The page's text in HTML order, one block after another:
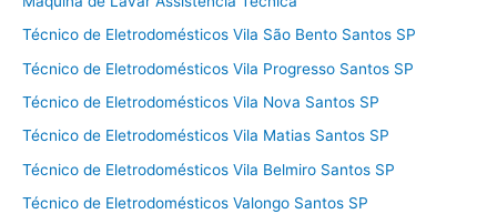
Técnico de Eletrodomésticos Vila São Bento Santos SP
Técnico de Eletrodomésticos Vila Progresso Santos SP
Técnico de Eletrodomésticos Vila Nova Santos SP
Técnico de Eletrodomésticos Vila Matias Santos SP
Técnico de Eletrodomésticos Vila Belmiro Santos SP
Técnico de Eletrodomésticos Valongo Santos SP